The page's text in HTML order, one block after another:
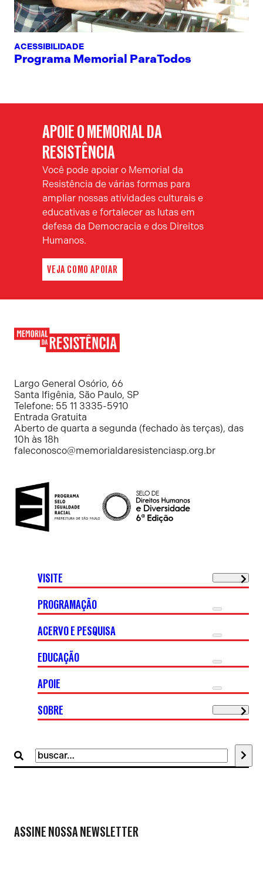
ACESSIBILIDADE
Programa Memorial ParaTodos
APOIE O MEMORIAL DA
RESISTÊNCIA
Você pode apoiar o Memorial da
Resistência de várias formas para
ampliar nossas atividades culturais e
educativas e fortalecer as lutas em
defesa da Democracia e dos Direitos
Humanos.
VEJA COMO APOIAR
Resistência
Largo General Osório, 66
Santa Ifigênia, São Paulo, SP
Telefone: 55 11 3335-5910
Entrada Gratuita
Aberto de quarta a segunda (fechado às terças), das
10h às 18h
faleconosco@memorialdaresistenciasp.org.br
Buscar
por:
VISITE
PROGRAMAÇÃO
ACERVO E PESQUISA
EDUCAÇÃO
APOIE
SOBRE
ASSINE NOSSA NEWSLETTER